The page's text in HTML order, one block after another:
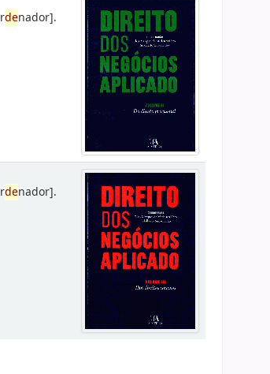
denador].
denador].